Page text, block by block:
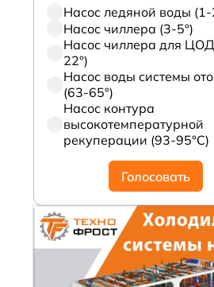
Насос ледяной воды (1-
Насос чиллера (3-5°)
Насос чиллера для
22°)
Насос воды системы
(63-65°)
Насос контура
высокотемпературной
рекуперации (93-95°С)
Голосовать